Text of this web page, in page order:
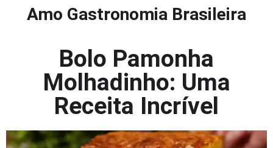
Amo Gastronomia Brasileira
Bolo Pamonha
Molhadinho: Uma
Receita Incrível